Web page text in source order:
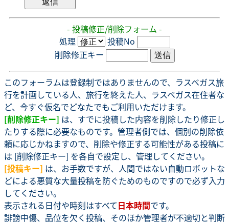
- 投稿修正/削除フォーム -
処理
投稿No
削除修正キー
このフォーラムは登録制ではありませんので、ラスベガス旅
行を計画している人、旅行を終えた人、ラスベガス在住者な
ど、今すぐ仮名でどなたでもご利用いただけます。
[削除修正キー] は、すでに投稿した内容を削除したり修正し
たりする際に必要なものです。管理者側では、個別の削除依
頼に応じかねますので、削除や修正する可能性がある投稿に
は [削除修正キー] を各自で設定し、管理してください。
[投稿キー] は、お手数ですが、人間ではない自動ロボットな
どによる悪質な大量投稿を防ぐためのものですので必ず入力
してください。
表示される日付や時刻はすべて日本時間です。
誹謗中傷、品位を欠く投稿、そのほか管理者が不適切と判断